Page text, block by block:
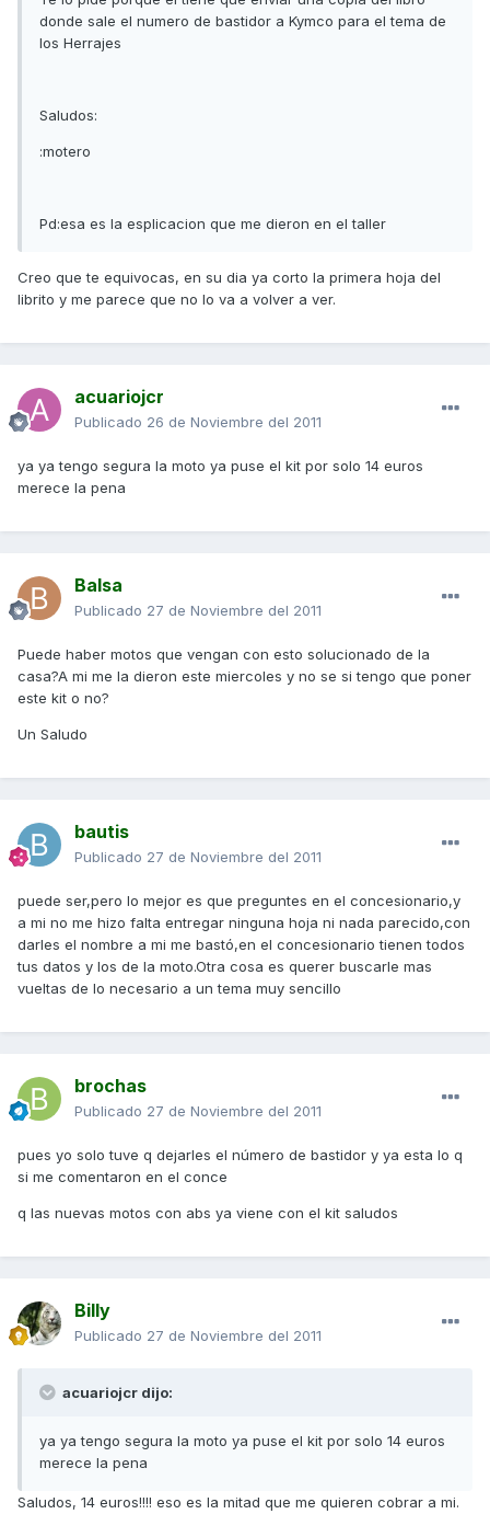
donde sale el numero de bastidor a Kymco para el tema de
los Herrajes
Saludos:
:motero
Pd:esa es la esplicacion que me dieron en el taller
Creo que te equivocas, en su dia ya corto la primera hoja del
librito y me parece que no lo va a volver a ver.
acuariojcr
Publicado 26 de Noviembre del 2011
ya ya tengo segura la moto ya puse el kit por solo 14 euros
merece la pena
Balsa
Publicado 27 de Noviembre del 2011
Puede haber motos que vengan con esto solucionado de la
casa?A mi me la dieron este miercoles y no se si tengo que poner
este kit o no?
Un Saludo
bautis
Publicado 27 de Noviembre del 2011
puede ser,pero lo mejor es que preguntes en el concesionario,y
a mi no me hizo falta entregar ninguna hoja ni nada parecido,con
darles el nombre a mi me bastó,en el concesionario tienen todos
tus datos y los de la moto.Otra cosa es querer buscarle mas
vueltas de lo necesario a un tema muy sencillo
brochas
Publicado 27 de Noviembre del 2011
pues yo solo tuve q dejarles el número de bastidor y ya esta lo q
si me comentaron en el conce
q las nuevas motos con abs ya viene con el kit saludos
Billy
Publicado 27 de Noviembre del 2011
acuariojcr dijo:
ya ya tengo segura la moto ya puse el kit por solo 14 euros
merece la pena
Saludos, 14 euros!!!! eso es la mitad que me quieren cobrar a mi.